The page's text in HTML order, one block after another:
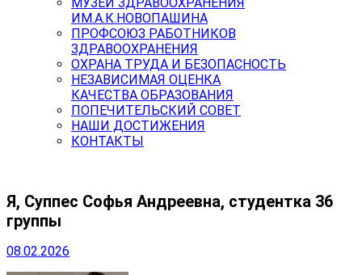
ИМ.А.К.НОВОПАШИНА
ПРОФСОЮЗ РАБОТНИКОВ
ЗДРАВООХРАНЕНИЯ
ОХРАНА ТРУДА И БЕЗОПАСНОСТЬ
НЕЗАВИСИМАЯ ОЦЕНКА
КАЧЕСТВА ОБРАЗОВАНИЯ
ПОПЕЧИТЕЛЬСКИЙ СОВЕТ
НАШИ ДОСТИЖЕНИЯ
КОНТАКТЫ
Я, Суппес Софья Андреевна, студентка 36
группы
08.02.2026